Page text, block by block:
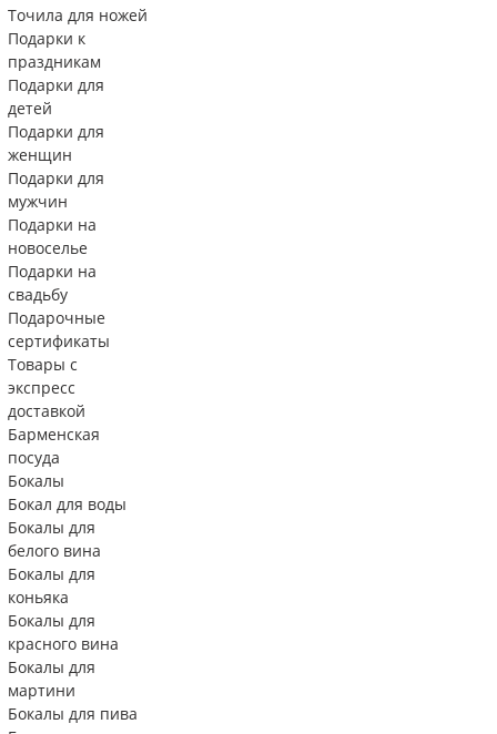
Точила для ножей
Подарки к
праздникам
Подарки для
детей
Подарки для
женщин
Подарки для
мужчин
Подарки на
новоселье
Подарки на
свадьбу
Подарочные
сертификаты
Товары с
экспресс
доставкой
Барменская
посуда
Бокалы
Бокал для воды
Бокалы для
белого вина
Бокалы для
коньяка
Бокалы для
красного вина
Бокалы для
мартини
Бокалы для пива